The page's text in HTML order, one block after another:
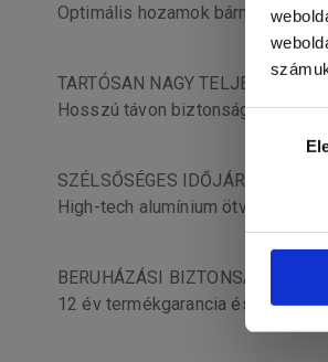
Optimális hozamok bármilyen
TARTÓSAN NAGY TELJESÍTMÉNY
Hosszú távon biztonságos
SZÉLSŐSÉGES IDŐJÁRÁSI
High-tech alumínium ötvözetű
BERUHÁZÁSI BIZTONSÁG
12 év termékgarancia és 25 év